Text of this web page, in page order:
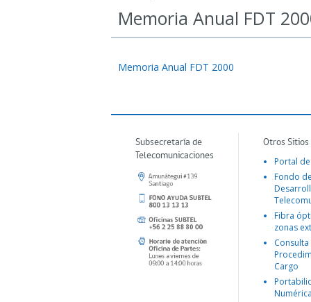
Memoria Anual FDT
Memoria Anual FDT 2000
Subsecretaría de
Telecomunicaciones
Otros
Portal
Fondo
Fibra
zonas
Consulta
Cargo